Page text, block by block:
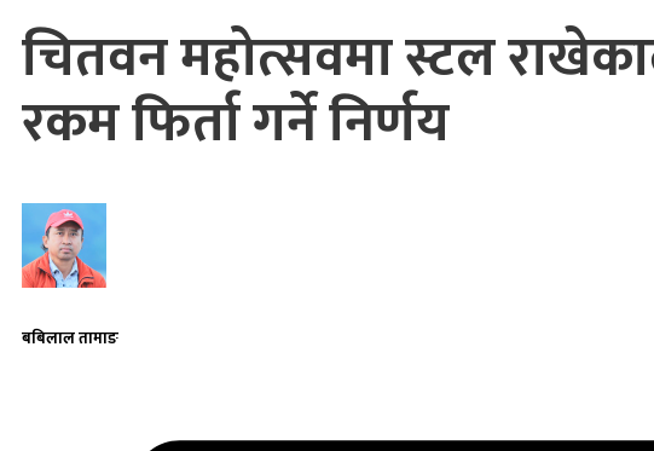
चितवन महोत्सवमा स्टल
रकम फिर्ता गर्ने निर्णय
बबिलाल तामाङ